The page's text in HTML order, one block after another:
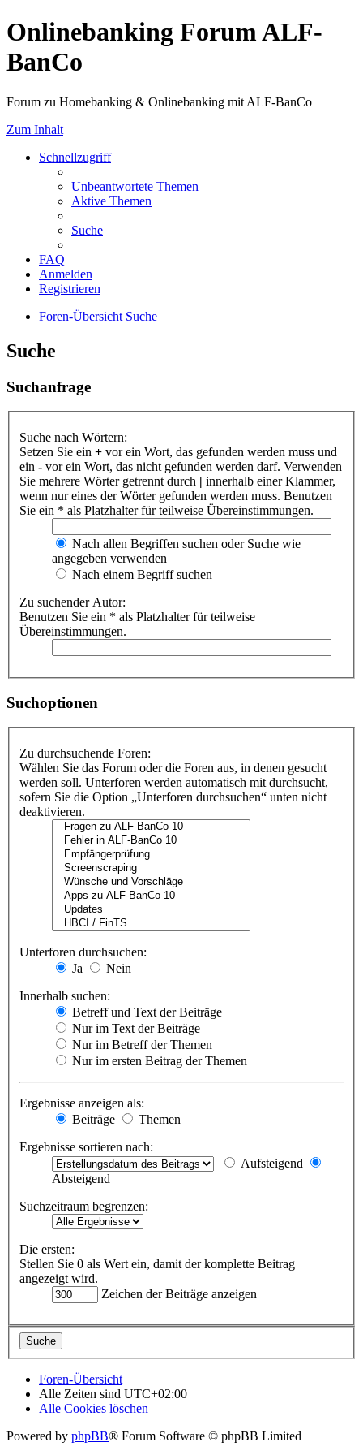
Onlinebanking Forum ALF-
BanCo
Forum zu Homebanking & Onlinebanking mit ALF-BanCo
Zum Inhalt
Schnellzugriff
Unbeantwortete Themen
Aktive Themen
Suche
FAQ
Anmelden
Registrieren
Foren-Übersicht Suche
Suche
Suchanfrage
Suche nach Wörtern:
Setzen Sie ein + vor ein Wort, das gefunden werden muss und
ein - vor ein Wort, das nicht gefunden werden darf. Verwenden
Sie mehrere Wörter getrennt durch | innerhalb einer Klammer,
wenn nur eines der Wörter gefunden werden muss. Benutzen
Sie ein * als Platzhalter für teilweise Übereinstimmungen.
Nach allen Begriffen suchen oder Suche wie
angegeben verwenden
Nach einem Begriff suchen
Zu suchender Autor:
Benutzen Sie ein * als Platzhalter für teilweise
Übereinstimmungen.
Suchoptionen
Zu durchsuchende Foren:
Wählen Sie das Forum oder die Foren aus, in denen gesucht
werden soll. Unterforen werden automatisch mit durchsucht,
sofern Sie die Option „Unterforen durchsuchen“ unten nicht
deaktivieren.
Unterforen durchsuchen:
Ja
Nein
Innerhalb suchen:
Betreff und Text der Beiträge
Nur im Text der Beiträge
Nur im Betreff der Themen
Nur im ersten Beitrag der Themen
Ergebnisse anzeigen als:
Beiträge
Themen
Ergebnisse sortieren nach:
Aufsteigend
Absteigend
Suchzeitraum begrenzen:
Die ersten:
Stellen Sie 0 als Wert ein, damit der komplette Beitrag
angezeigt wird.
Zeichen der Beiträge anzeigen
Foren-Übersicht
Alle Zeiten sind UTC+02:00
Alle Cookies löschen
Powered by phpBB® Forum Software © phpBB Limited